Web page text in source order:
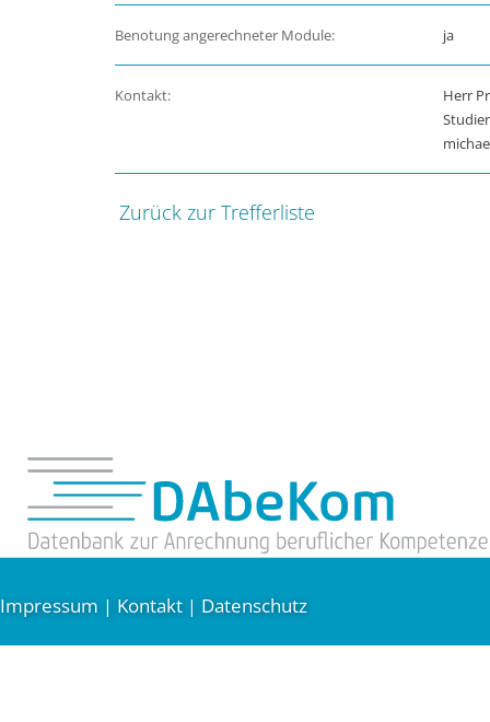
Benotung angerechneter Module: ja
Kontakt:
Herr
Zurück zur Trefferliste
Impressum | Kontakt | Datenschutz